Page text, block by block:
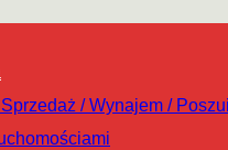
/ Wynajem /